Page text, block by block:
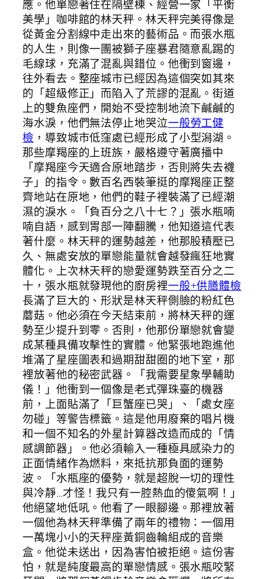
應。他單戀著住在隔壁棟、經營一家「平衡
美學」咖啡館的林天秤。林天秤完美得像是
從黃金分割線中走出來的藝術品。而張水瓶
的人生，則像一團被獅子座暴君隨意亂踢的
毛線球，充滿了混亂與錯位。他衝到窗邊，
往外看去。整座城市已經因為這個突如其來
的「超級修正」而陷入了荒謬的混亂。街道
上的雙魚座們，開始不受控制地流下鹹鹹的
海水淚，他們無法停止地哭泣一般勞工健
檢 ，導致城市低窪處已經形成了小型潟湖。
那些摩羯座的上班族，嚴格遵守著廣播中
「摩羯座今天適合原地踏步，否則將失去襪
子」的指令。數百名西裝筆挺的摩羯座正整
齊地站在原地，他們的鞋子裡裝滿了已經潮
濕的淚水。「負百分之八十七？」張水瓶喃
喃自語，感到胃部一陣翻騰，他知道這代表
著什麼。林天秤的運勢越差，他那股積壓已
久、無處安放的單戀能量就會越發瘋狂地實
體化。上次林天秤的戀愛運勢跌至百分之二
十，張水瓶就發現他的廚房裡一般+供膳體檢
長滿了巨大的、形狀是林天秤側臉的粉紅色
蘑菇。他必須在今天結束前，將林天秤的運
勢至少提升到零。否則，他那份單戀就會變
成某種具備攻擊性的實體。他緊張地跑進他
堆滿了星座圖表和過期甜甜圈的地下室，那
裡放著他的秘密武器。「我需要星象學輔助
儀！」他衝到一個像是老式彈珠臺的機器
前，上面貼滿了「巨蟹座已哭」、「處女座
勿碰」等警告標籤。這是他用廢棄的唱片機
和一個不知名的外星計算器改造而成的「情
感調節器」。他必須輸入一種極具感染力的
正面情緒作為燃料，來抵抗那負面的運勢
波。「水瓶座的優勢，就是超脫一切的理性
與冷靜…才怪！我只有一腔熱血的傻氣啊！」
他絕望地低吼。他看了一眼腳邊。那裡放著
一個他為林天秤準備了兩年的禮物：一個用
一萬塊小小的天秤座黃銅齒輪組成的音樂
盒。他從未送出，因為害怕被拒絕。這份害
怕，就是純度最高的單戀情感。張水瓶咬緊